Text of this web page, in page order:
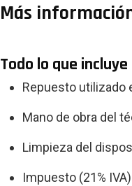
Más
Todo lo que
Repuesto utilizado
Mano de obra del
Limpieza del
Impuesto (21% IVA)